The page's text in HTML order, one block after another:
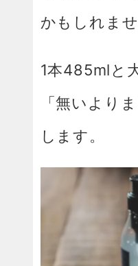
かもしれませ
1本485mlと
「無いより
します。